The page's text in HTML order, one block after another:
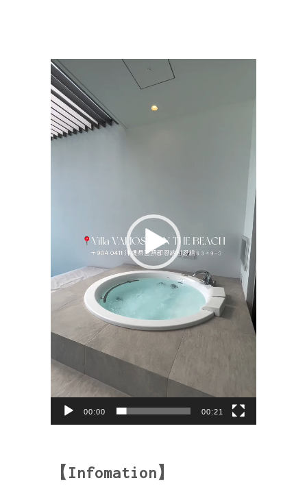
動
画
プ
レ
ー
ヤ
00:00 00:21
【Infomation】